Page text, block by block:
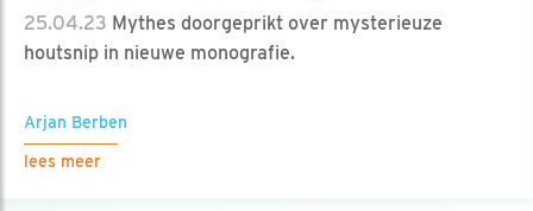
25.04.23 Mythes doorgeprikt over mysterieuze
houtsnip in nieuwe monografie.
Arjan Berben
lees meer